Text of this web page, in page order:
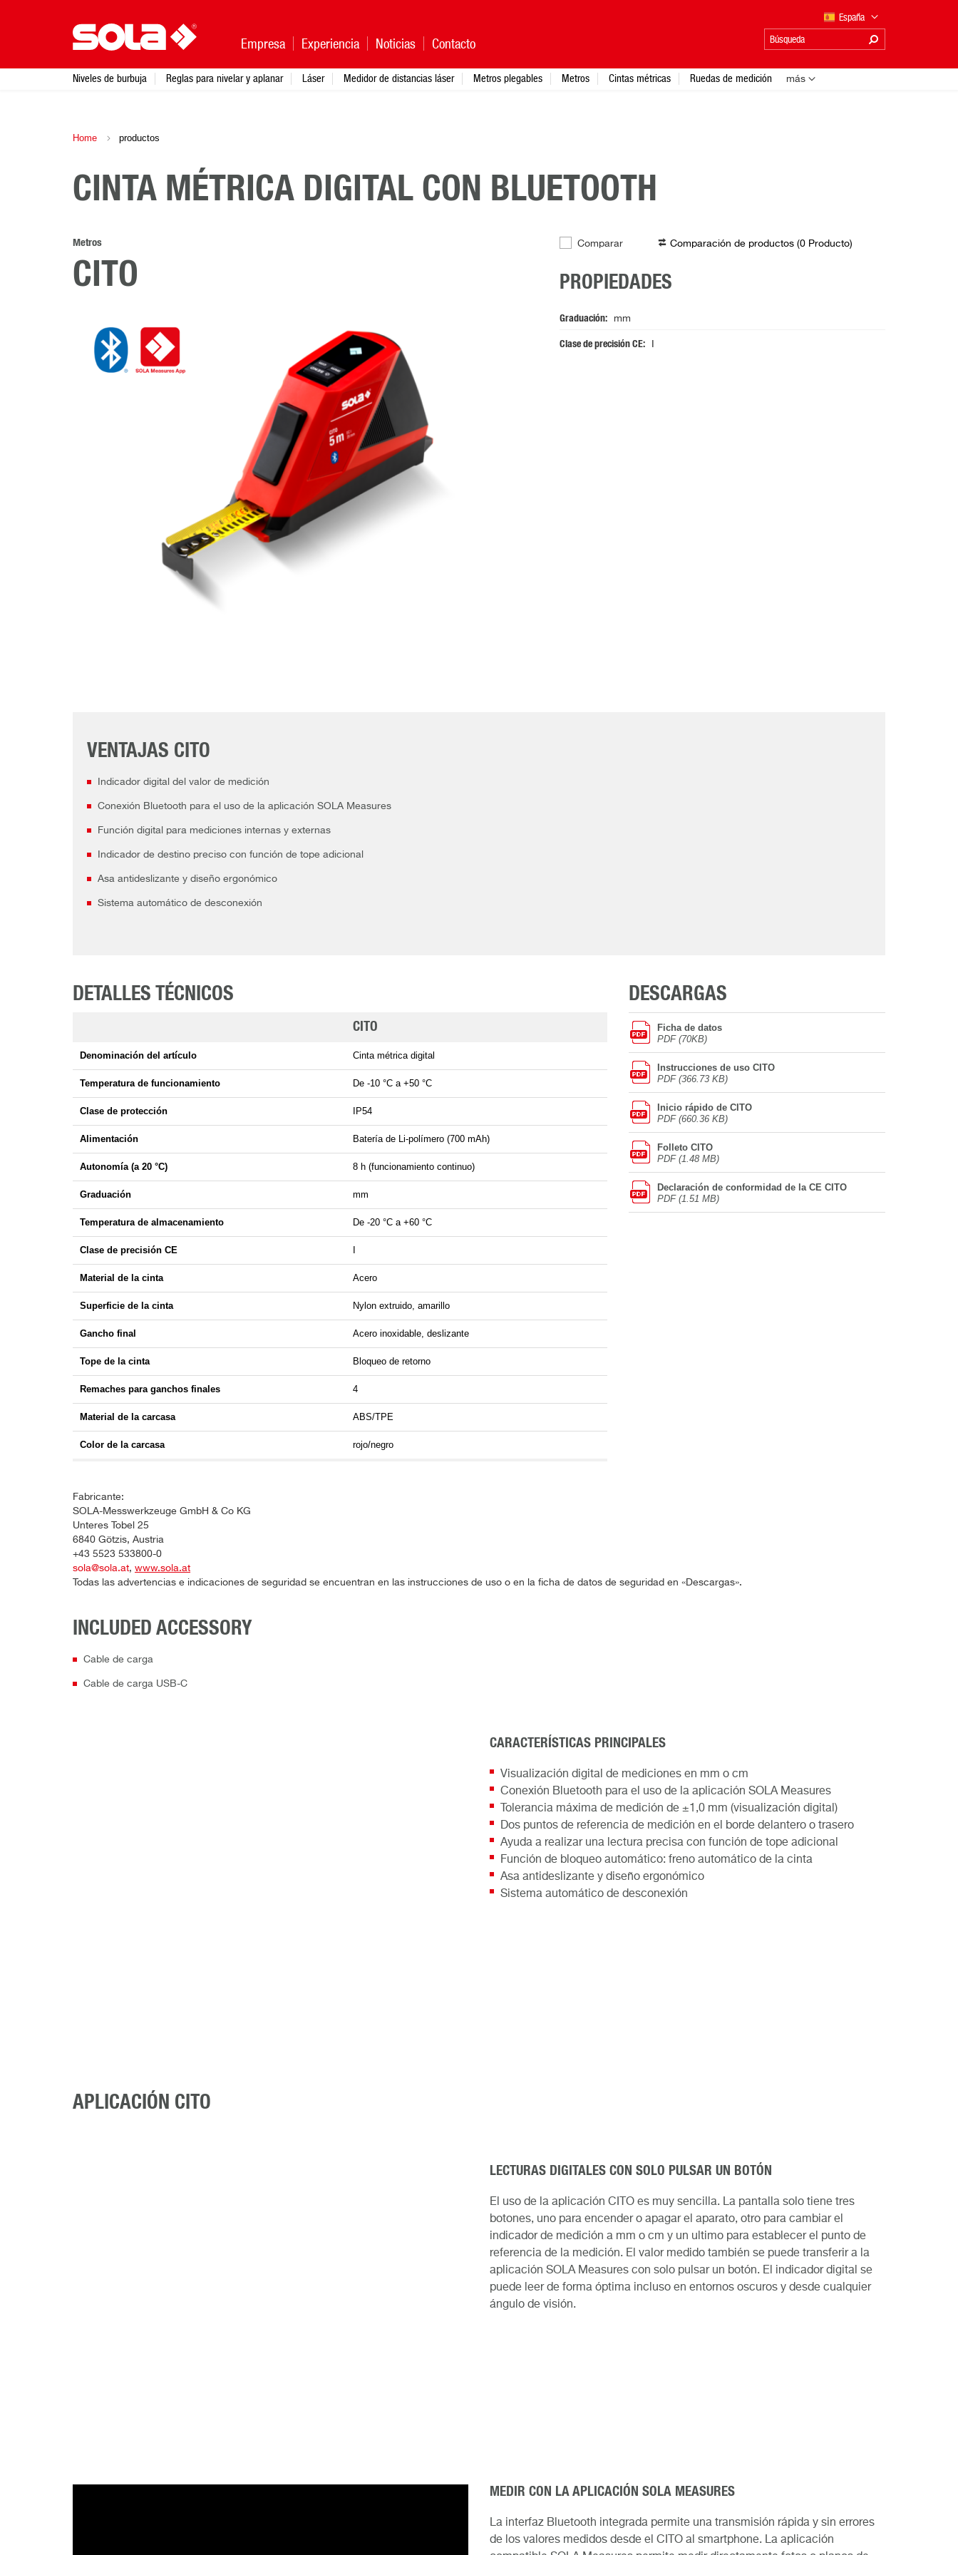
Home productos
CINTA MÉTRICA DIGITAL CON BLUETOOTH
Metros
CITO
Comparar Comparación de productos (0 Producto)
PROPIEDADES
Graduación mm
Clase de precisión CE
VENTAJAS CITO
Indicador digital del valor de medición
Conexión Bluetooth para el uso de la aplicación SOLA Measures
Función digital para mediciones internas y externas
Indicador de destino preciso con función de tope adicional
Asa antideslizante y diseño ergonómico
Sistema automático de desconexión
DETALLES TÉCNICOS
CITO
Denominación del artículo Cinta métrica digital
Temperatura de funcionamiento De -10 °C a +50 °C
Clase de protección IP54
Alimentación Batería de Li-polímero (700 mAh)
Autonomía (a 20 °C) 8 h (funcionamiento continuo)
Graduación mm
Temperatura de almacenamiento De -20 °C a +60 °C
Clase de precisión CE
Material de la cinta Acero
Superficie de la cinta Nylon extruido, amarillo
Gancho final Acero inoxidable, deslizante
Tope de la cinta Bloqueo de retorno
Remaches para ganchos finales 4
Material de la carcasa ABS/TPE
Color de la carcasa rojo/negro
DESCARGAS
Ficha de datos
PDF (70KB)
Instrucciones de uso CITO
PDF (366.73 KB)
Inicio rápido de CITO
PDF (660.36 KB)
Folleto CITO
PDF (1.48 MB)
Declaración de conformidad de la CE CITO
PDF (1.51 MB)
Fabricante:
SOLA-Messwerkzeuge GmbH & Co KG
Unteres Tobel 25
6840 Götzis, Austria
+43 5523 533800-0
sola@sola.at, www.sola.at
Todas las advertencias e indicaciones de seguridad se encuentran en las instrucciones de uso o en la ficha de datos de seguridad en «Descargas».
INCLUDED ACCESSORY
Cable de carga
Cable de carga USB-C
CARACTERÍSTICAS PRINCIPALES
Visualización digital de mediciones en mm o cm
Conexión Bluetooth para el uso de la aplicación SOLA Measures
Tolerancia máxima de medición de ±1,0 mm (visualización digital)
Dos puntos de referencia de medición en el borde delantero o trasero
Ayuda a realizar una lectura precisa con función de tope adicional
Función de bloqueo automático: freno automático de la cinta
Asa antideslizante y diseño ergonómico
Sistema automático de desconexión
APLICACIÓN CITO
LECTURAS DIGITALES CON SOLO PULSAR UN BOTÓN
El uso de la aplicación CITO es muy sencilla. La pantalla solo tiene tres
botones, uno para encender o apagar el aparato, otro para cambiar el
indicador de medición a mm o cm y un ultimo para establecer el punto de
referencia de la medición. El valor medido también se puede transferir a la
aplicación SOLA Measures con solo pulsar un botón. El indicador digital se
puede leer de forma óptima incluso en entornos oscuros y desde cualquier
ángulo de visión.
MEDIR CON LA APLICACIÓN SOLA MEASURES
La interfaz Bluetooth integrada permite una transmisión rápida y sin errores
de los valores medidos desde el CITO al smartphone. La aplicación
Empresa Experiencia Noticias Contacto
España
Niveles de burbuja Reglas para nivelar y aplanar Láser Medidor de distancias láser Metros plegables Metros Cintas métricas Ruedas de medición más